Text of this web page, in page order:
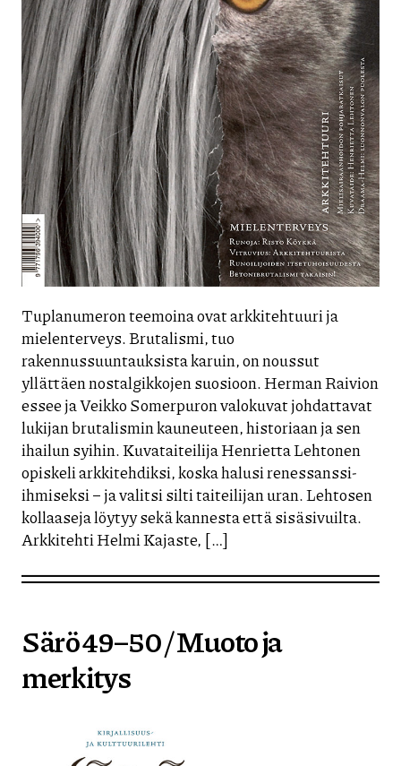
Tuplanumeron teemoina ovat arkkitehtuuri ja
mielenterveys. Brutalismi, tuo
rakennussuuntauksista karuin, on noussut
yllättäen nostalgikkojen suosioon. Herman Raivion
essee ja Veikko Somerpuron valokuvat johdattavat
lukijan brutalismin kauneuteen, historiaan ja sen
ihailun syihin. Kuvataiteilija Henrietta Lehtonen
opiskeli arkkitehdiksi, koska halusi renessanssi-
ihmiseksi – ja valitsi silti taiteilijan uran. Lehtosen
kollaaseja löytyy sekä kannesta että sisäsivuilta.
Arkkitehti Helmi Kajaste, […]
Särö 49–50 / Muoto ja
merkitys